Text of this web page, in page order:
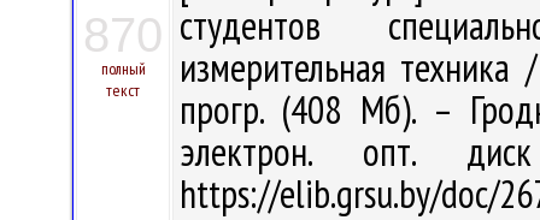
870
полный
текст
студентов
измерительная техника
прогр. (408 Мб). –
электрон. опт.
https://elib.grsu.by/doc/